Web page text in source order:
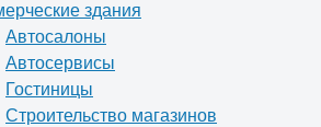
здания
Автосалоны
Автосервисы
Гостиницы
Строительство магазинов